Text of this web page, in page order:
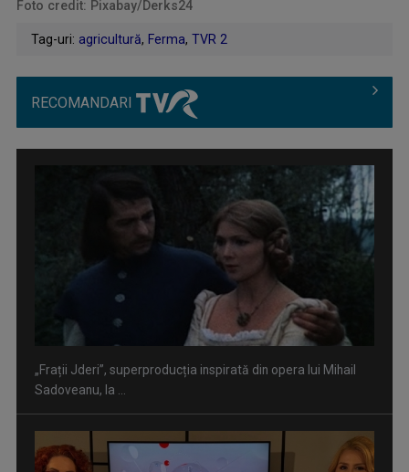
Foto credit: Pixabay/Derks24
Tag-uri: agricultură, Ferma, TVR 2
RECOMANDARI
”Un doctor pentru dumneavoastră” vine cu informații
esențiale pentru o stare ...